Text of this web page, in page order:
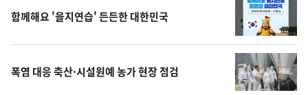
함께해요 '을지연습' 든든한 대한민국
폭염 대응 축산·시설원예 농가 현장 점검